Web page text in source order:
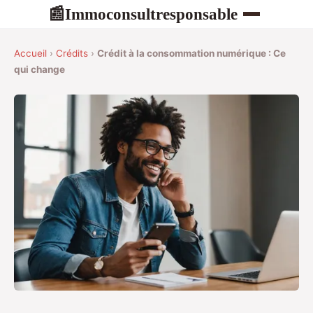
📰Immoconsultresponsable
Accueil › Crédits › Crédit à la consommation numérique : Ce
qui change